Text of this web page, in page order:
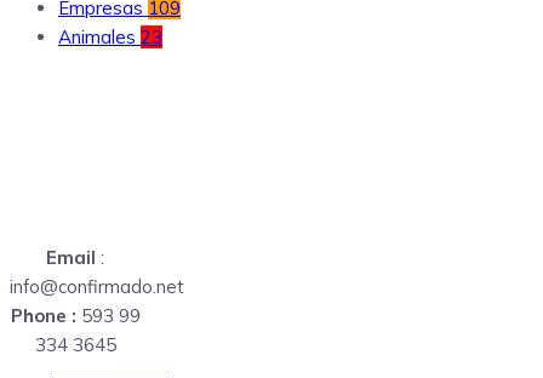
Empresas 109
Animales 23
Email :
info@confirmado.net
Phone : 593 99
334 3645